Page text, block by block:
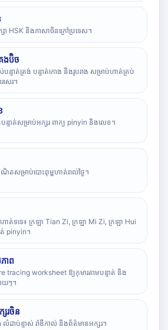
ា HSK និងភាសាចិនក្រៅប្រទេស។
ងប៊ិច
ស់បន្ទាត់ត្រង់ បន្ទាត់កោង និងរូបរាង សម្រាប់ហាត់គ្រប់
សេរ។
ន្ទាត់សម្រាប់អក្សរ ពាក្យ pinyin និងលេខ។
តសម្រាប់បោះពុម្ពហាត់រាល់ថ្ងៃ។
ាត់ទទេ៖ ក្រឡា Tian Zi, ក្រឡា Mi Zi, ក្រឡា Hui
ត់ pinyin។
ាព
tracing worksheet ឱ្យកុមារតាមបន្ទាត់ និង
យៗ។
សរចិន
លំដាប់ខ្ទាស់ រ៉ាឌីកាល់ និងព័ត៌មានអក្សរ។